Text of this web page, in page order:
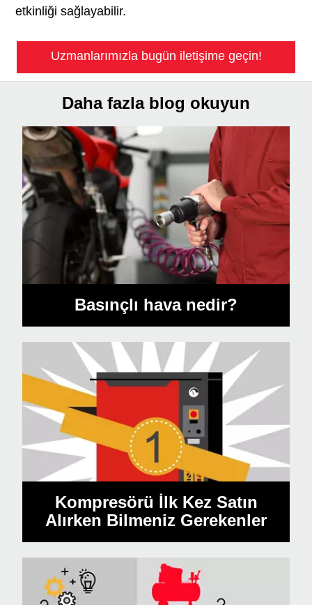
etkinliği sağlayabilir.
Uzmanlarımızla bugün iletişime geçin!
Daha fazla blog okuyun
Basınçlı hava nedir?
Kompresörü İlk Kez Satın
Alırken Bilmeniz Gerekenler